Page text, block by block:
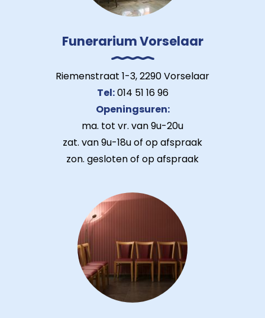
Funerarium Vorselaar
Riemenstraat 1-3, 2290 Vorselaar
Tel:014 51 16 96
Openingsuren:
ma. tot vr. van 9u-20u
zat. van 9u-18u of op afspraak
zon. gesloten of op afspraak